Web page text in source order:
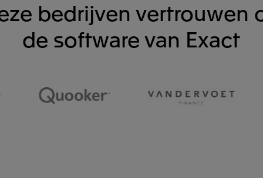
bedrijven vertrouwen
de software van Exact